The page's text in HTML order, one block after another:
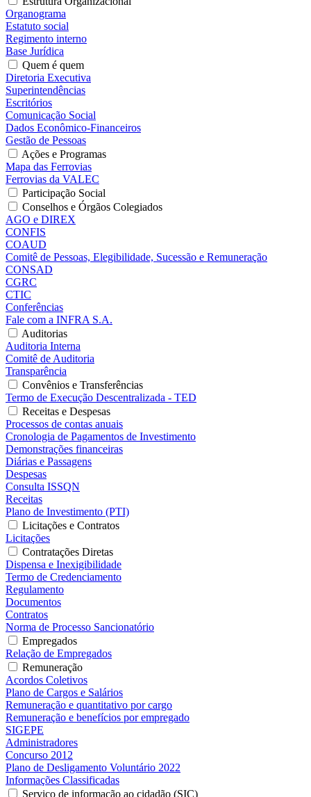
Organograma
Estatuto social
Regimento interno
Base Jurídica
Quem é quem
Diretoria Executiva
Superintendências
Escritórios
Comunicação Social
Dados Econômico-Financeiros
Gestão de Pessoas
Ações e Programas
Mapa das Ferrovias
Ferrovias da VALEC
Participação Social
Conselhos e Órgãos Colegiados
AGO e DIREX
CONFIS
COAUD
Comitê de Pessoas, Elegibilidade, Sucessão e Remuneração
CONSAD
CGRC
CTIC
Conferências
Fale com a INFRA S.A.
Auditorias
Auditoria Interna
Comitê de Auditoria
Transparência
Convênios e Transferências
Termo de Execução Descentralizada - TED
Receitas e Despesas
Processos de contas anuais
Cronologia de Pagamentos de Investimento
Demonstrações financeiras
Diárias e Passagens
Despesas
Consulta ISSQN
Receitas
Plano de Investimento (PTI)
Licitações e Contratos
Licitações
Contratações Diretas
Dispensa e Inexigibilidade
Termo de Credenciamento
Regulamento
Documentos
Contratos
Norma de Processo Sancionatório
Empregados
Relação de Empregados
Remuneração
Acordos Coletivos
Plano de Cargos e Salários
Remuneração e quantitativo por cargo
Remuneração e benefícios por empregado
SIGEPE
Administradores
Concurso 2012
Plano de Desligamento Voluntário 2022
Informações Classificadas
Serviço de informação ao cidadão (SIC)